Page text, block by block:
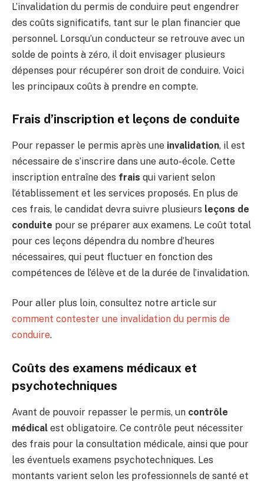
L’invalidation du permis de conduire peut engendrer
des coûts significatifs, tant sur le plan financier que
personnel. Lorsqu’un conducteur se retrouve avec un
solde de points à zéro, il doit envisager plusieurs
dépenses pour récupérer son droit de conduire. Voici
les principaux coûts à prendre en compte.
Frais d’inscription et leçons de conduite
Pour repasser le permis après une invalidation, il est
nécessaire de s’inscrire dans une auto-école. Cette
inscription entraîne des frais qui varient selon
l’établissement et les services proposés. En plus de
ces frais, le candidat devra suivre plusieurs leçons de
conduite pour se préparer aux examens. Le coût total
pour ces leçons dépendra du nombre d’heures
nécessaires, qui peut fluctuer en fonction des
compétences de l’élève et de la durée de l’invalidation.
Pour aller plus loin, consultez notre article sur
comment contester une invalidation du permis de
conduire.
Coûts des examens médicaux et
psychotechniques
Avant de pouvoir repasser le permis, un contrôle
médical est obligatoire. Ce contrôle peut nécessiter
des frais pour la consultation médicale, ainsi que pour
les éventuels examens psychotechniques. Les
montants varient selon les professionnels de santé et